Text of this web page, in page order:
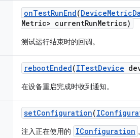
onTestRunEnd(DeviceMetric
Metric> currentRunMetrics)
测试运行结束时的回调。
rebootEnded(ITestDevice
在设备重启完成时收到通知。
setConfiguration(
注入正在使用的 IConfiguration 。